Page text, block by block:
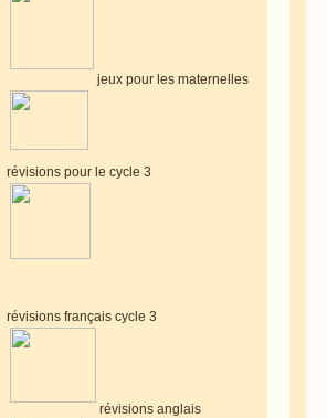
jeux pour les maternelles
révisions pour le cycle 3
révisions français cycle 3
révisions anglais